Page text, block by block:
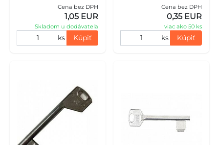
Cena bez DPH
1,05 EUR
Skladom u dodávateľa
ks Kúpiť
Cena bez DPH
0,35 EUR
viac ako 50 ks
ks Kúpiť